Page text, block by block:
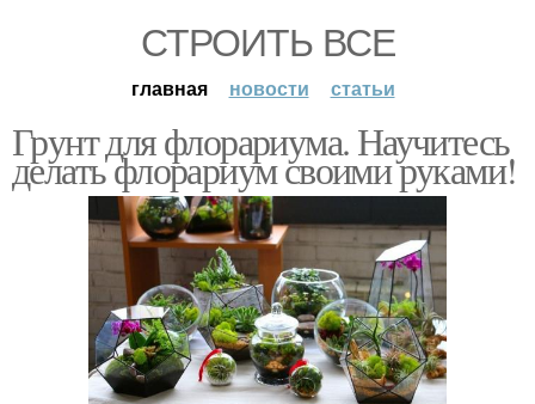
СТРОИТЬ ВСЕ
главная новости статьи
Грунт для флорариума. Научитесь
делать флорариум своими руками!